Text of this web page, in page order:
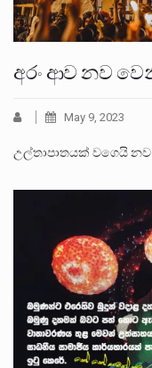
අරං ආව නව
May 9, 2023
උල්තාපාතයක් වගෙයි නව